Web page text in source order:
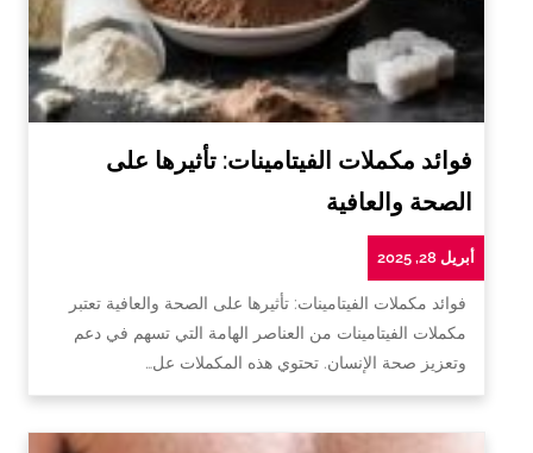
فوائد مكملات الفيتامينات: تأثيرها على
الصحة والعافية
أبريل 28, 2025
فوائد مكملات الفيتامينات: تأثيرها على الصحة والعافية تعتبر
مكملات الفيتامينات من العناصر الهامة التي تسهم في دعم
وتعزيز صحة الإنسان. تحتوي هذه المكملات عل…